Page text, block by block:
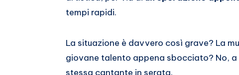
Whatsapp
tempi rapidi.
La situazione è davvero così grave? La
giovane talento appena sbocciato? No,
stessa cantante in serata.